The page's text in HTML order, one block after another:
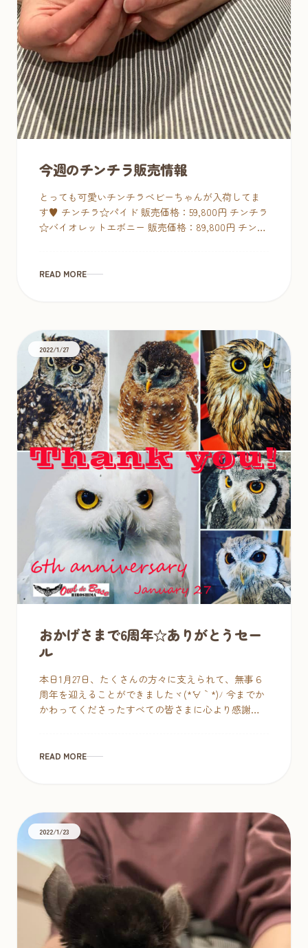
今週のチンチラ販売情報
とっても可愛いチンチラベビーちゃんが入荷してま
す♥ チンチラ☆パイド 販売価格：59,800円 チンチラ
☆バイオレットエボニー 販売価格：89,800円 チンチ
READ MORE
2022/1/27
おかげさまで6周年☆ありがとうセー
ル
本日1月27日、たくさんの方々に支えられて、無事６
周年を迎えることができましたヾ(*´∀｀*)ﾉ 今までか
かわってくださったすべての皆さまに心より感謝い
READ MORE
2022/1/23